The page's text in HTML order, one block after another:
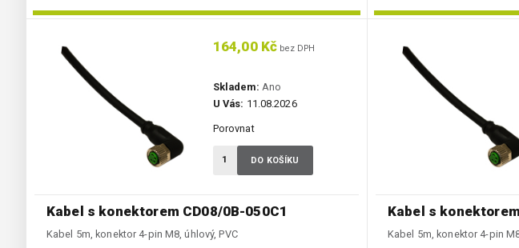
Kabel s konektorem CD08/0B-050C1
Kabel 5m, konektor 4-pin M8, úhlový, PVC
164,00 Kč bez DPH
Skladem: Ano
U Vás: 11.08.2026
Porovnat
DO KOŠÍKU
Kabel s
Kabel 5m, konektor 4-pin